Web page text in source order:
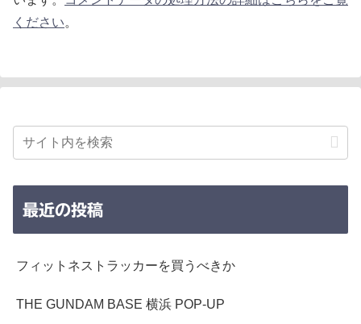
ください。
最近の投稿
フィットネストラッカーを買うべきか
THE GUNDAM BASE 横浜 POP-UP